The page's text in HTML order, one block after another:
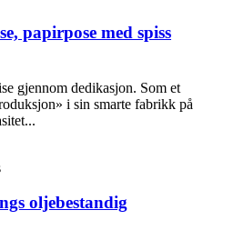
papirpose med spiss
gjennom dedikasjon. Som et
i sin smarte fabrikk på
oljebestandig